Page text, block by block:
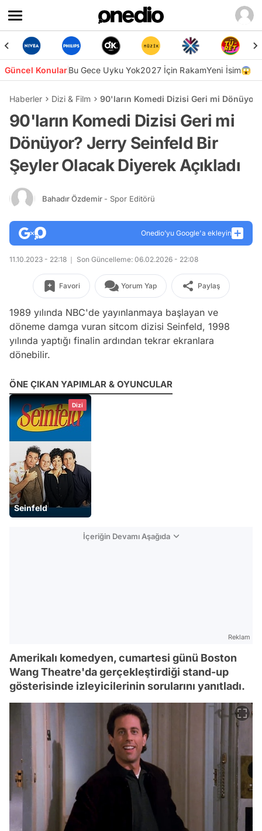
Güncel KonularBu Gece Uyku Yok2027 İçin RakamYeni İsim😱
Haberler Dizi & Film 90'ların Komedi Dizisi Geri mi
90'ların Komedi Dizisi Geri mi
Dönüyor? Jerry Seinfeld Bir
Şeyler Olacak Diyerek Açıkladı
Bahadır Özdemir - Spor Editörü
Onedio’yu Google'a ekleyin
11.10.2023 - 22:18 Son Güncelleme: 06.02.2026 - 22:08
Favori Yorum Yap Paylaş
1989 yılında NBC'de yayınlanmaya başlayan ve
döneme damga vuran sitcom dizisi Seinfeld, 1998
yılında yaptığı finalin ardından tekrar ekranlara
dönebilir.
ÖNE ÇIKAN YAPIMLAR & OYUNCULAR
Dizi
Seinfeld
İçeriğin Devamı Aşağıda
Reklam
Amerikalı komedyen, cumartesi günü Boston
Wang Theatre'da gerçekleştirdiği stand-up
gösterisinde izleyicilerinin sorularını yanıtladı.